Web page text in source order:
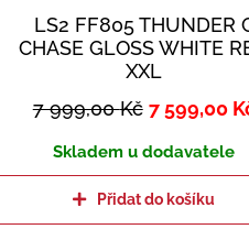
LS2 FF805 THUNDER
CHASE GLOSS WHITE
XXL
7 999,00Kč 7 599,00
Skladem u dodavatele
Přidat do košíku